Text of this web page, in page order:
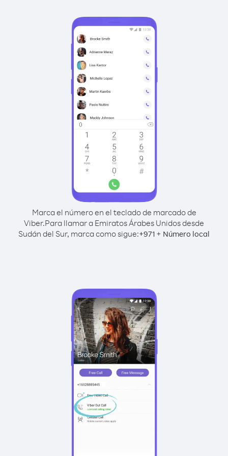
Marca el número en el teclado de marcado de
Viber.Para llamar a Emiratos Árabes Unidos desde
Sudán del Sur, marca como sigue:+971 + Número local